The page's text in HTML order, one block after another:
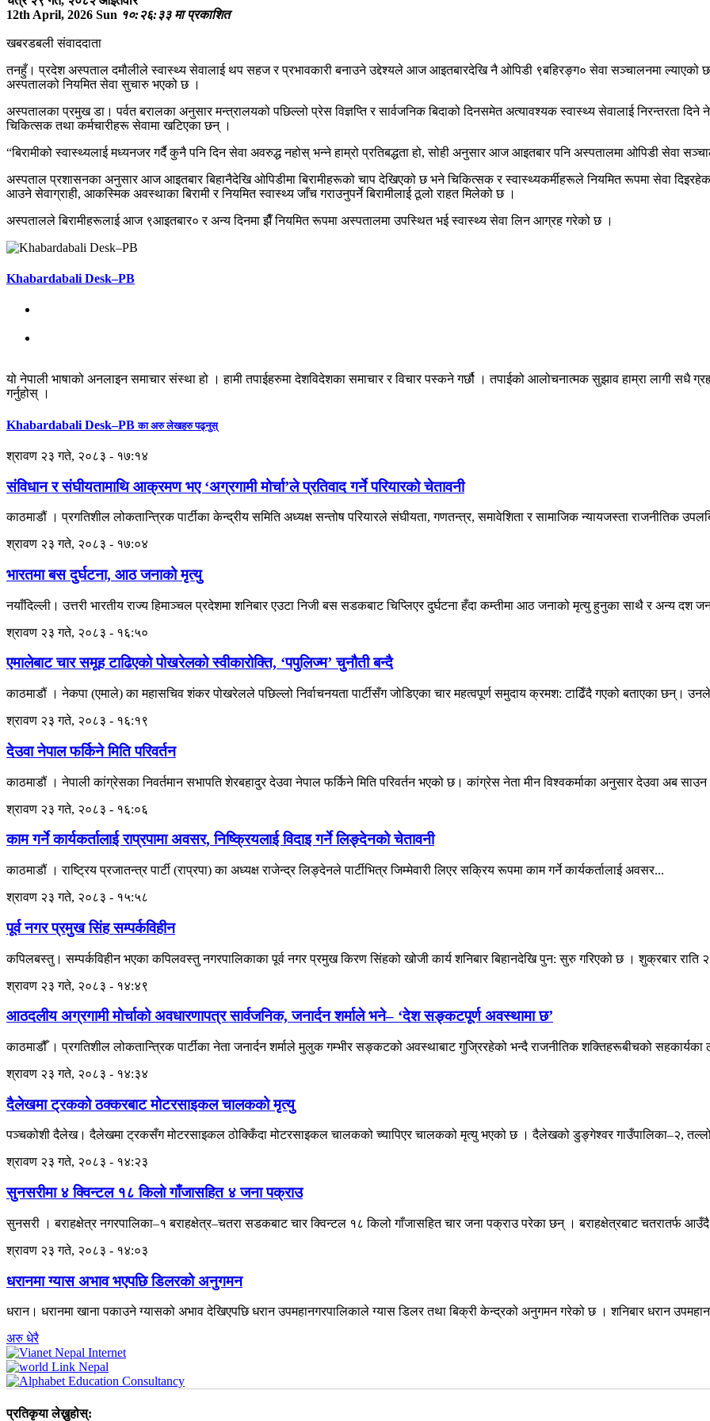
12th April, 2026 Sun १०:२६:३३ मा प्रकाशित
खबरडबली संवाददाता
तनहुँ। प्रदेश अस्पताल दमौलीले स्वास्थ्य सेवालाई थप सहज र प्रभावकारी बनाउने उद्देश्यले आज आइतबारदेखि नै ओपिडी ९बहिरङ्ग० सेवा सञ्चालनमा ल्याएको
अस्पतालको नियमित सेवा सुचारु भएको छ ।
अस्पतालका प्रमुख डा। पर्वत बरालका अनुसार मन्त्रालयको पछिल्लो प्रेस विज्ञप्ति र सार्वजनिक बिदाको दिनसमेत अत्यावश्यक स्वास्थ्य सेवालाई निरन्तरता दिने
चिकित्सक तथा कर्मचारीहरू सेवामा खटिएका छन् ।
“बिरामीको स्वास्थ्यलाई मध्यनजर गर्दै कुनै पनि दिन सेवा अवरुद्ध नहोस् भन्ने हाम्रो प्रतिबद्धता हो, सोही अनुसार आज आइतबार पनि अस्पतालमा ओपिडी सेवा
अस्पताल प्रशासनका अनुसार आज आइतबार बिहानैदेखि ओपिडीमा बिरामीहरूको चाप देखिएको छ भने चिकित्सक र स्वास्थ्यकर्मीहरूले नियमित रूपमा सेवा
आउने सेवाग्राही, आकस्मिक अवस्थाका बिरामी र नियमित स्वास्थ्य जाँच गराउनुपर्ने बिरामीलाई ठूलो राहत मिलेको छ ।
अस्पतालले बिरामीहरूलाई आज ९आइतबार० र अन्य दिनमा झैँ नियमित रूपमा अस्पतालमा उपस्थित भई स्वास्थ्य सेवा लिन आग्रह गरेको छ ।
Khabardabali Desk–PB
यो नेपाली भाषाको अनलाइन समाचार संस्था हो । हामी तपाईहरुमा देशविदेशका समाचार र विचार पस्कने गर्छौ । तपाईको आलोचनात्मक सुझाव हाम्रा लागी सधै
गर्नुहोस् ।
Khabardabali Desk–PBका अरु लेखहरु पढ्नुस्
श्रावण २३ गते, २०८३ - १७:१४
संविधान र संघीयतामाथि आक्रमण भए ‘अग्रगामी मोर्चा’ले प्रतिवाद गर्ने परियारको चेतावनी
काठमाडौं । प्रगतिशील लोकतान्त्रिक पार्टीका केन्द्रीय समिति अध्यक्ष सन्तोष परियारले संघीयता, गणतन्त्र, समावेशिता र सामाजिक न्यायजस्ता राजनीतिक
श्रावण २३ गते, २०८३ - १७:०४
भारतमा बस दुर्घटना, आठ जनाको मृत्यु
नयाँदिल्ली। उत्तरी भारतीय राज्य हिमाञ्चल प्रदेशमा शनिबार एउटा निजी बस सडकबाट चिप्लिएर दुर्घटना हँदा कम्तीमा आठ जनाको मृत्यु हुनुका साथै र अन्य दश
श्रावण २३ गते, २०८३ - १६:५०
एमालेबाट चार समूह टाढिएको पोखरेलको स्वीकारोक्ति, ‘पपुलिज्म’ चुनौती बन्दै
काठमाडौं । नेकपा (एमाले) का महासचिव शंकर पोखरेलले पछिल्लो निर्वाचनयता पार्टीसँग जोडिएका चार महत्वपूर्ण समुदाय क्रमश: टाढिँदै गएको बताएका छन्।
श्रावण २३ गते, २०८३ - १६:१९
देउवा नेपाल फर्किने मिति परिवर्तन
काठमाडौं । नेपाली कांग्रेसका निवर्तमान सभापति शेरबहादुर देउवा नेपाल फर्किने मिति परिवर्तन भएको छ। कांग्रेस नेता मीन विश्वकर्माका अनुसार देउवा अब साउन
श्रावण २३ गते, २०८३ - १६:०६
काम गर्ने कार्यकर्तालाई राप्रपामा अवसर, निष्क्रियलाई विदाइ गर्ने लिङ्देनको चेतावनी
काठमाडौं । राष्ट्रिय प्रजातन्त्र पार्टी (राप्रपा) का अध्यक्ष राजेन्द्र लिङ्देनले पार्टीभित्र जिम्मेवारी लिएर सक्रिय रूपमा काम गर्ने कार्यकर्तालाई अवसर...
श्रावण २३ गते, २०८३ - १५:५८
पूर्व नगर प्रमुख सिंह सम्पर्कविहीन
कपिलबस्तु। सम्पर्कविहीन भएका कपिलवस्तु नगरपालिकाका पूर्व नगर प्रमुख किरण सिंहको खोजी कार्य शनिबार बिहानदेखि पुन: सुरु गरिएको छ । शुक्रबार राति
श्रावण २३ गते, २०८३ - १४:४९
आठदलीय अग्रगामी मोर्चाको अवधारणापत्र सार्वजनिक, जनार्दन शर्माले भने– ‘देश सङ्कटपूर्ण अवस्थामा छ’
काठमाडौँ । प्रगतिशील लोकतान्त्रिक पार्टीका नेता जनार्दन शर्माले मुलुक गम्भीर सङ्कटको अवस्थाबाट गुज्रिरहेको भन्दै राजनीतिक शक्तिहरूबीचको सहकार्यका
श्रावण २३ गते, २०८३ - १४:३४
दैलेखमा ट्रकको ठक्करबाट मोटरसाइकल चालकको मृत्यु
पञ्चकोशी दैलेख। दैलेखमा ट्रकसँग मोटरसाइकल ठोक्किँदा मोटरसाइकल चालकको च्यापिएर चालकको मृत्यु भएको छ । दैलेखको डुङ्गेश्वर गाउँपालिका–२,
श्रावण २३ गते, २०८३ - १४:२३
सुनसरीमा ४ क्विन्टल १८ किलो गाँजासहित ४ जना पक्राउ
सुनसरी । बराहक्षेत्र नगरपालिका–१ बराहक्षेत्र–चतरा सडकबाट चार क्विन्टल १८ किलो गाँजासहित चार जना पक्राउ परेका छन् । बराहक्षेत्रबाट चतरातर्फ
श्रावण २३ गते, २०८३ - १४:०३
धरानमा ग्यास अभाव भएपछि डिलरको अनुगमन
धरान। धरानमा खाना पकाउने ग्यासको अभाव देखिएपछि धरान उपमहानगरपालिकाले ग्यास डिलर तथा बिक्री केन्द्रको अनुगमन गरेको छ । शनिबार धरान
अरु धेरै
प्रतिकृया लेख्नुहोस्: